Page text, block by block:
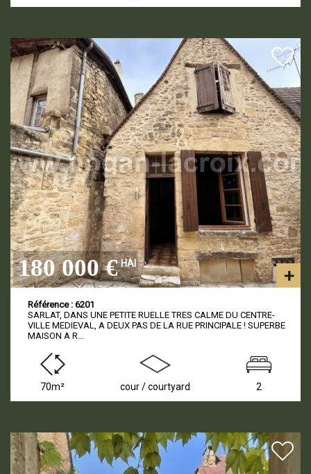
180 000 € HAI
Référence : 6201
SARLAT, DANS UNE PETITE RUELLE TRES CALME DU CENTRE-
VILLE MEDIEVAL, A DEUX PAS DE LA RUE PRINCIPALE ! SUPERBE
MAISON A R...
70m² cour / courtyard 2